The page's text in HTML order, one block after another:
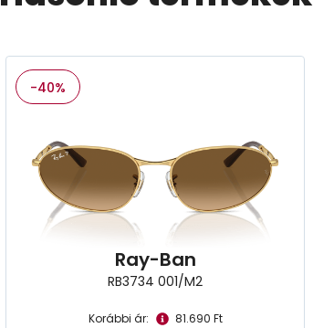
-40%
Ray-Ban
RB3734 001/M2
Korábbi ár: 81.690 Ft